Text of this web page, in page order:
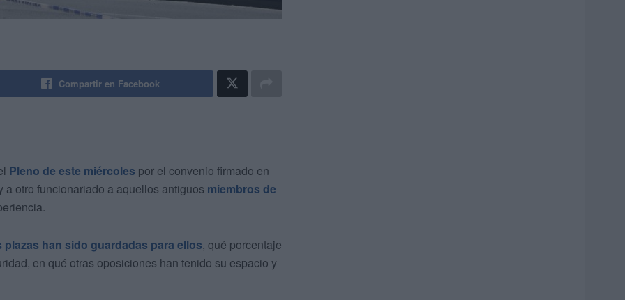
Compartir en Facebook
Pleno de este miércoles por el convenio firmado en
a otro funcionariado a aquellos antiguos miembros de
plazas han sido guardadas para ellos, qué porcentaje
en qué otras oposiciones han tenido su espacio y